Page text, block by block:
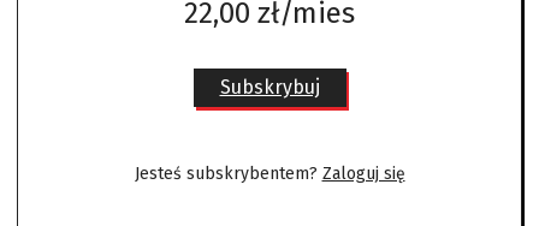
22,00 zł/mies
Subskrybuj
Jesteś subskrybentem? Zaloguj się